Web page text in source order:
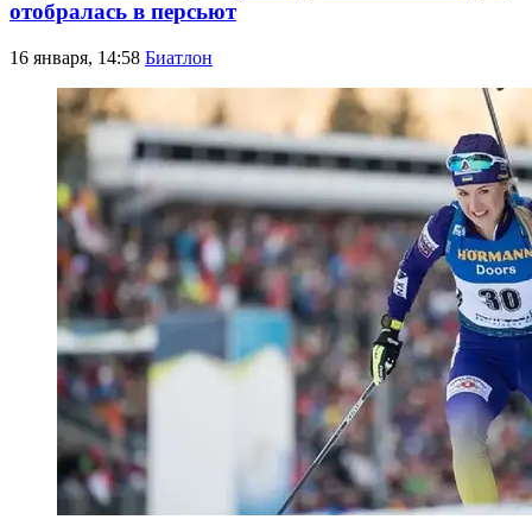
отобралась в персьют
16 января, 14:58 Биатлон